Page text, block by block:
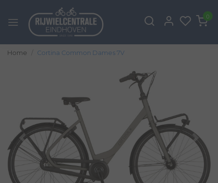
0
Home Cortina Common Dames 7V
Vorige